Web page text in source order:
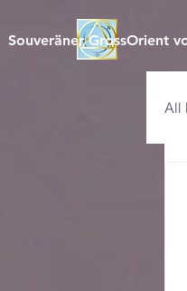
Souveräner GrossOrient
All